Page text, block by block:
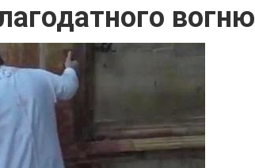
вогню